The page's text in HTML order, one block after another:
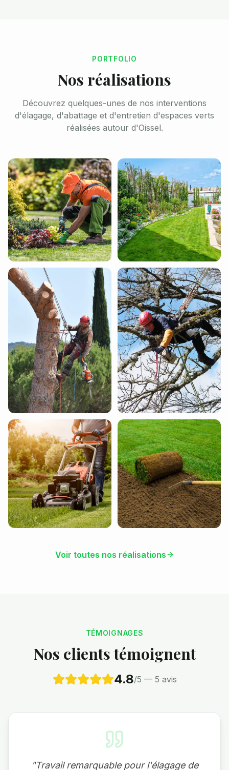
PORTFOLIO
Nos réalisations
Découvrez quelques-unes de nos interventions
d'élagage, d'abattage et d'entretien d'espaces verts
réalisées autour d'Oissel.
Voir toutes nos réalisations
TÉMOIGNAGES
Nos clients témoignent
4.8/5 — 5 avis
"Travail remarquable pour l'élagage de